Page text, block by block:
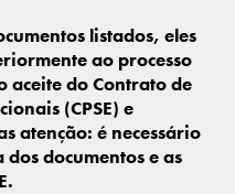
listados, eles
ao processo
aceite do Contrato de
(CPSE) e
atenção: é necessário
documentos e as